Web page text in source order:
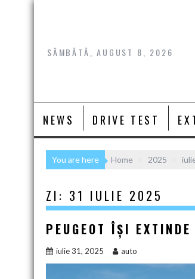
Skip
SÂMBĂTĂ, AUGUST 8, 2026
NEWS DRIVE TEST
You are here Home 2025
ZI: 31 IULIE 2025
PEUGEOT ÎȘI
iulie 31, 2025 auto